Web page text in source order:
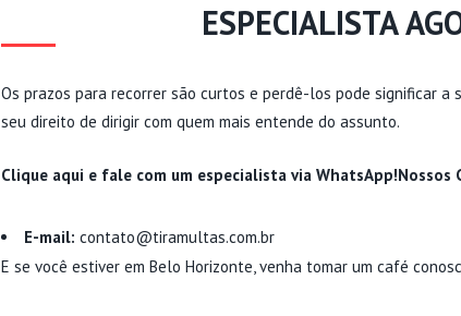
ESPECIALISTA
Os prazos para recorrer são curtos e perdê-los pode significar a
seu direito de dirigir com quem mais entende do assunto.
Clique aqui e fale com um especialista via WhatsApp!Nossos
E-mail: contato@tiramultas.com.br
E se você estiver em Belo Horizonte, venha tomar um café